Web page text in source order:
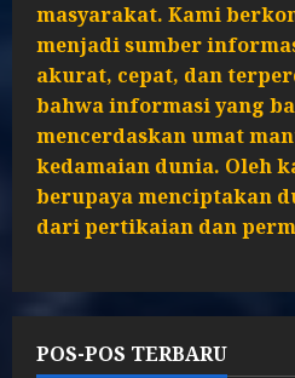
masyarakat. Kami
menjadi sumber
akurat, cepat, dan
bahwa informasi yang
mencerdaskan umat
kedamaian dunia. Oleh
berupaya menciptakan
dari pertikaian dan
POS-POS TERBARU